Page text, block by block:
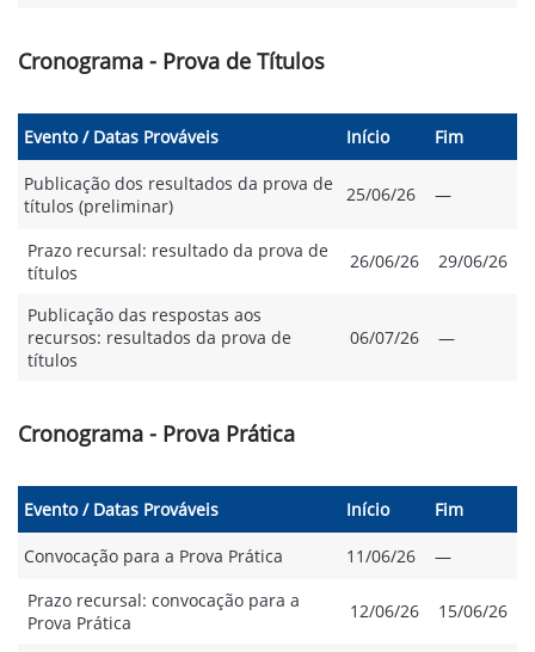
Cronograma - Prova de Títulos
Evento / Datas Prováveis Início Fim
Publicação dos resultados da prova de
títulos (preliminar)
25/06/26 —
Prazo recursal: resultado da prova de
títulos
26/06/26 29/06/26
Publicação das respostas aos
recursos: resultados da prova de
títulos
06/07/26 —
Cronograma - Prova Prática
Evento / Datas Prováveis Início Fim
Convocação para a Prova Prática 11/06/26
—
Prazo recursal: convocação para a
Prova Prática
12/06/26 15/06/26